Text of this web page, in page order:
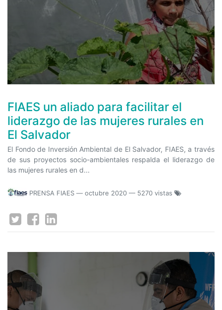
FIAES un aliado para facilitar el
liderazgo de las mujeres rurales en
El Salvador
El Fondo de Inversión Ambiental de El Salvador, FIAES, a través
de sus proyectos socio-ambientales respalda el liderazgo de
las mujeres rurales en d...
PRENSA FIAES — octubre 2020 — 5270 vistas